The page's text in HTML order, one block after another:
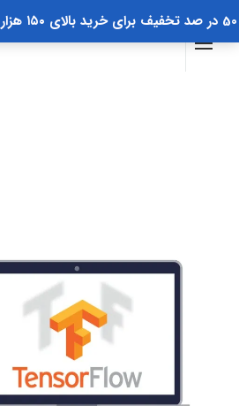
50 در صد تخفیف برای خرید بالای ۱۵۰ هزار تومان با کد off50